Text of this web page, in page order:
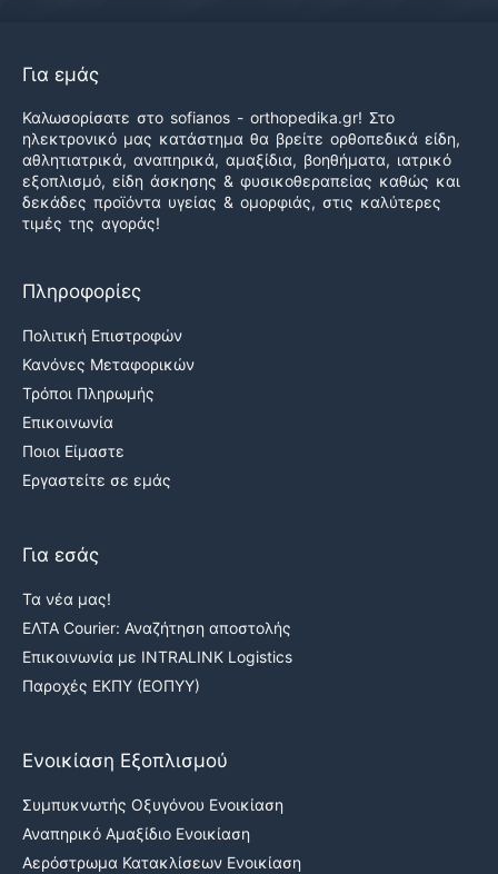
Για εμάς
Καλωσορίσατε στο sofianos - orthopedika.gr! Στο
ηλεκτρονικό μας κατάστημα θα βρείτε ορθοπεδικά είδη,
αθλητιατρικά, αναπηρικά, αμαξίδια, βοηθήματα, ιατρικό
εξοπλισμό, είδη άσκησης & φυσικοθεραπείας καθώς και
δεκάδες προϊόντα υγείας & ομορφιάς, στις καλύτερες
τιμές της αγοράς!
Πληροφορίες
Πολιτική Επιστροφών
Κανόνες Μεταφορικών
Τρόποι Πληρωμής
Επικοινωνία
Ποιοι Είμαστε
Εργαστείτε σε εμάς
Για εσάς
Τα νέα μας!
ΕΛΤΑ Courier: Αναζήτηση αποστολής
Επικοινωνία με INTRALINK Logistics
Παροχές ΕΚΠΥ (ΕΟΠΥΥ)
Ενοικίαση Εξοπλισμού
Συμπυκνωτής Οξυγόνου Ενοικίαση
Αναπηρικό Αμαξίδιο Ενοικίαση
Αερόστρωμα Κατακλίσεων Ενοικίαση